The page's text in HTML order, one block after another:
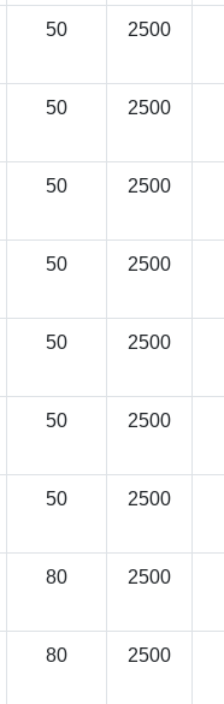
50 2500
50 2500
50 2500
50 2500
50 2500
50 2500
50 2500
80 2500
80 2500